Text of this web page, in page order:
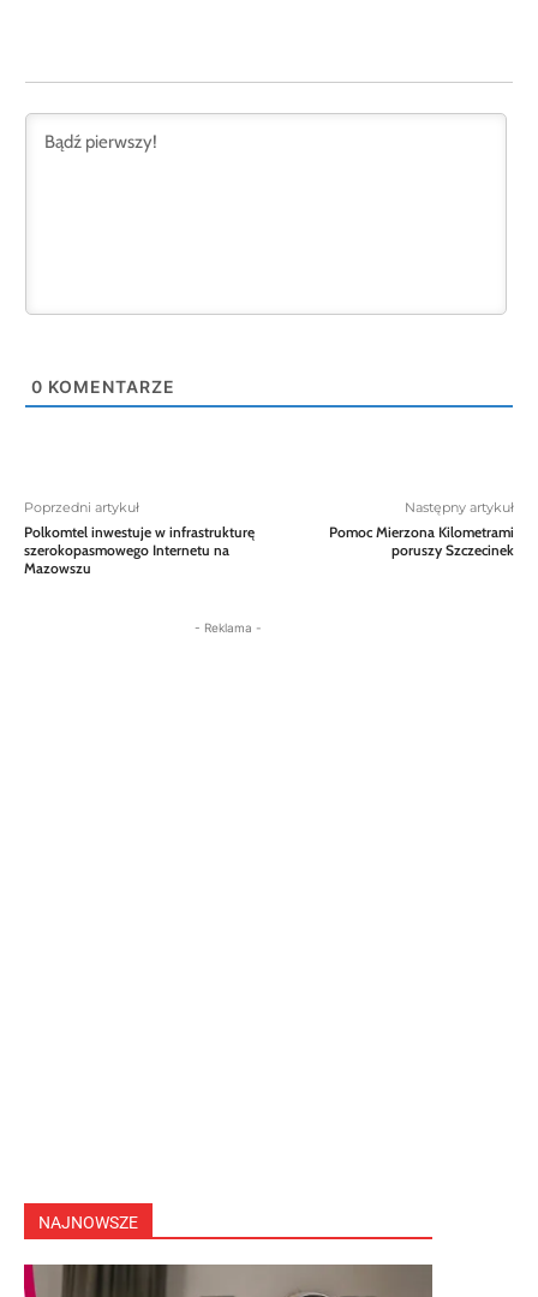
0 KOMENTARZE
Poprzedni artykuł
Polkomtel inwestuje w infrastrukturę
szerokopasmowego Internetu na
Mazowszu
Następny artykuł
Pomoc Mierzona Kilometrami
poruszy Szczecinek
- Reklama -
NAJNOWSZE